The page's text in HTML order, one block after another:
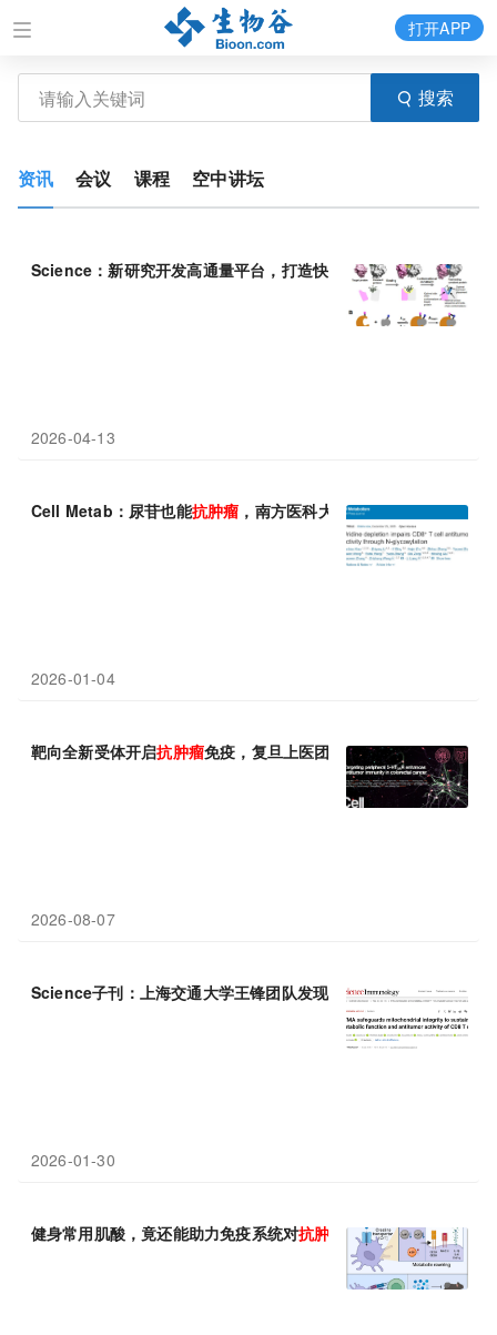
搜索
打开APP
资讯 会议 课程 空中讲坛
Science：新研究开发高通量平台，打造快速共价蛋白药物
2026-04-13
Cell Metab：尿苷也能抗肿瘤 ，南方医科大学梁莉/王志章表明尿
2026-01-04
靶向全新受体开启抗肿瘤免疫，复旦上医团队Cell发文
2026-08-07
Science子刊：上海交通大学王锋团队发现PTMA通过维持线粒体
2026-01-30
健身常用肌酸，竟还能助力免疫系统对抗肿瘤